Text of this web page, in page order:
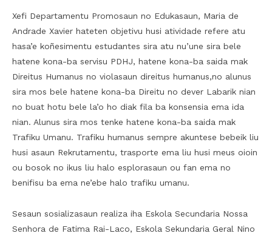
Xefi Departamentu Promosaun no Edukasaun, Maria de
Andrade Xavier hateten objetivu husi atividade refere atu
hasa’e koñesimentu estudantes sira atu nu’une sira bele
hatene kona-ba servisu PDHJ, hatene kona-ba saida mak
Direitus Humanus no violasaun direitus humanus,no alunus
sira mos bele hatene kona-ba Direitu no dever Labarik nian
no buat hotu bele la’o ho diak fila ba konsensia ema ida
nian. Alunus sira mos tenke hatene kona-ba saida mak
Trafiku Umanu. Trafiku humanus sempre akuntese bebeik liu
husi asaun Rekrutamentu, trasporte ema liu husi meus oioin
ou bosok no ikus liu halo esplorasaun ou fan ema no
benifisu ba ema ne’ebe halo trafiku umanu.
Sesaun sosializasaun realiza iha Eskola Secundaria Nossa
Senhora de Fatima Rai-Laco, Eskola Sekundaria Geral Nino